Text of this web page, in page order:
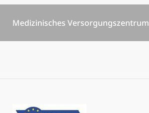
Medizinisches Versorgungszentrum